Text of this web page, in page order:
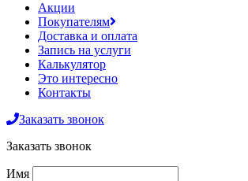
Акции
Покупателям
Доставка и оплата
Запись на услуги
Калькулятор
Это интересно
Контакты
Заказать звонок
Заказать звонок
Имя